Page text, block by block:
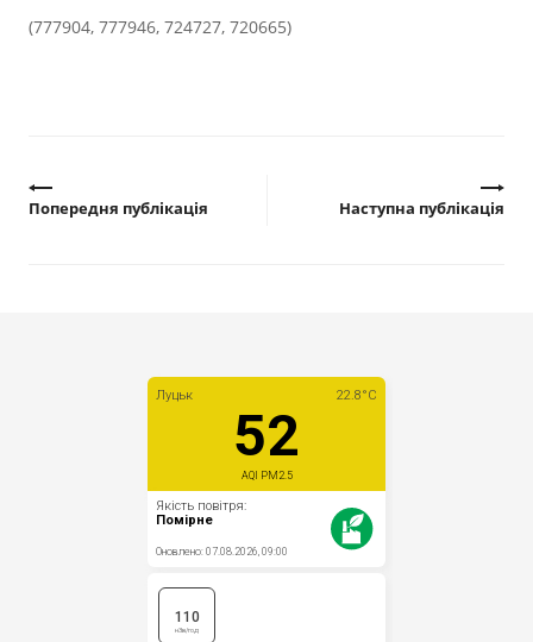
(777904, 777946, 724727, 720665)
Попередня публікація Наступна публікація